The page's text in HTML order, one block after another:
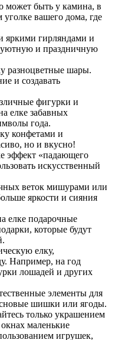
может быть у камина, в
вашего дома, где
яркими гирляндами и
уютную и праздничную
разноцветные шары.
и создавать
фигурки и
елке забавных
года.
конфетами и
но и вкусно!
эффект «падающего
искусственный
веток мишурами или
яркости и сияния
елке подарочные
которые будут
елку,
Например, на год
лошадей и других
элементы для
шишки или ягоды.
только украшением
маленькие
игрушек,